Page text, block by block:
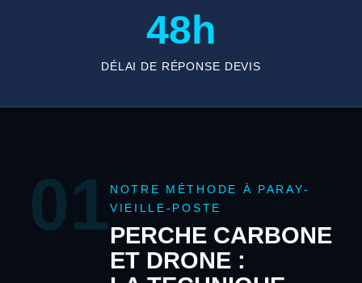
48h
DÉLAI DE RÉPONSE DEVIS
01 NOTRE MÉTHODE À PARAY-
VIEILLE-POSTE
PERCHE CARBONE
ET DRONE :